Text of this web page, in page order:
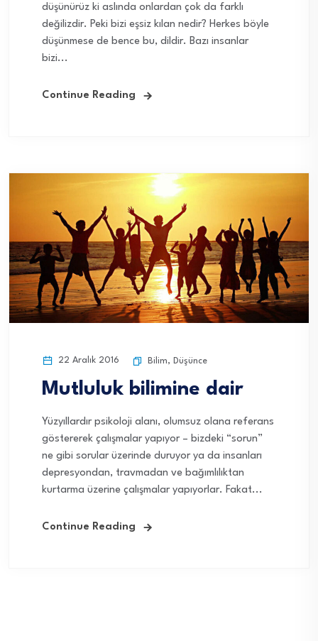
düşünürüz ki aslında onlardan çok da farklı
değilizdir. Peki bizi eşsiz kılan nedir? Herkes böyle
düşünmese de bence bu, dildir. Bazı insanlar
bizi...
Continue Reading
22 Aralık 2016 Bilim, Düşünce
Mutluluk bilimine dair
Yüzyıllardır psikoloji alanı, olumsuz olana referans
göstererek çalışmalar yapıyor – bizdeki “sorun”
ne gibi sorular üzerinde duruyor ya da insanları
depresyondan, travmadan ve bağımlılıktan
kurtarma üzerine çalışmalar yapıyorlar. Fakat...
Continue Reading